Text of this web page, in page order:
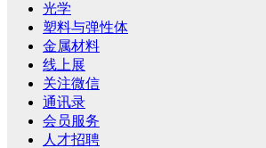
光学
塑料与弹性体
金属材料
线上展
关注微信
通讯录
会员服务
人才招聘